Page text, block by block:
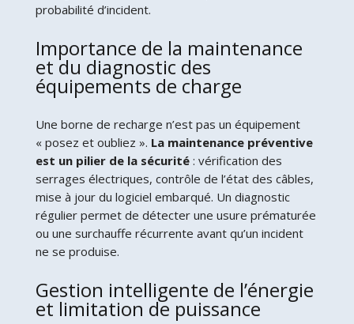
probabilité d’incident.
Importance de la maintenance
et du diagnostic des
équipements de charge
Une borne de recharge n’est pas un équipement
« posez et oubliez ». La maintenance préventive
est un pilier de la sécurité: vérification des
serrages électriques, contrôle de l’état des câbles,
mise à jour du logiciel embarqué. Un diagnostic
régulier permet de détecter une usure prématurée
ou une surchauffe récurrente avant qu’un incident
ne se produise.
Gestion intelligente de l’énergie
et limitation de puissance